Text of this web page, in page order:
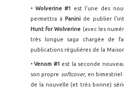
• Wolverine #1 est l'une des
permettra à Panini de publier
Hunt for Wolverine (avec les
très longue saga chargée de
publications régulières de la
•Venom #1 est la seconde
son propre softcover, en bimestriel
de la nouvelle (et très bonne)